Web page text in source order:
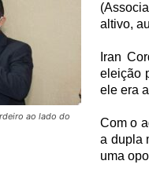
ao lado do
altivo,
Iran
eleição
ele era
Com o
a dupla
uma